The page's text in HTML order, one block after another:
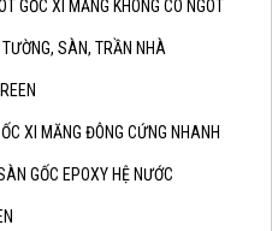
GỐC XI MĂNG KHÔNG CO NGÓT
SÀN, TRẦN NHÀ
XI MĂNG ĐÔNG CỨNG NHANH
GỐC EPOXY HỆ NƯỚC